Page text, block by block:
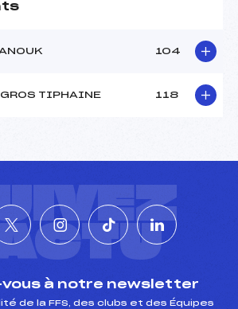
104
TIPHAINE 118
à notre newsletter
de la FFS, des clubs et des Équipes